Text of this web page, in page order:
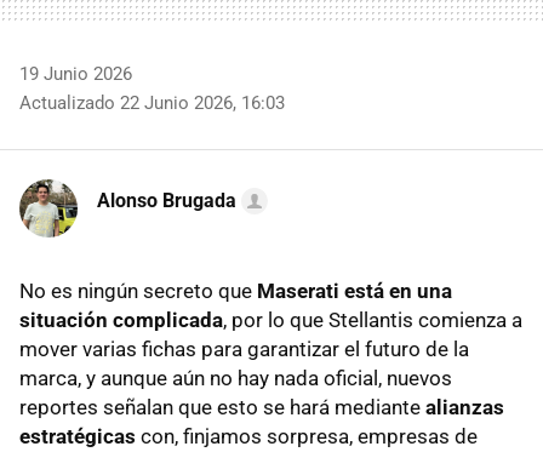
19 Junio 2026
Actualizado 22 Junio 2026, 16:03
Alonso Brugada
No es ningún secreto que Maserati está en una
situación complicada, por lo que Stellantis comienza a
mover varias fichas para garantizar el futuro de la
marca, y aunque aún no hay nada oficial, nuevos
reportes señalan que esto se hará mediante alianzas
estratégicas con, finjamos sorpresa, empresas de